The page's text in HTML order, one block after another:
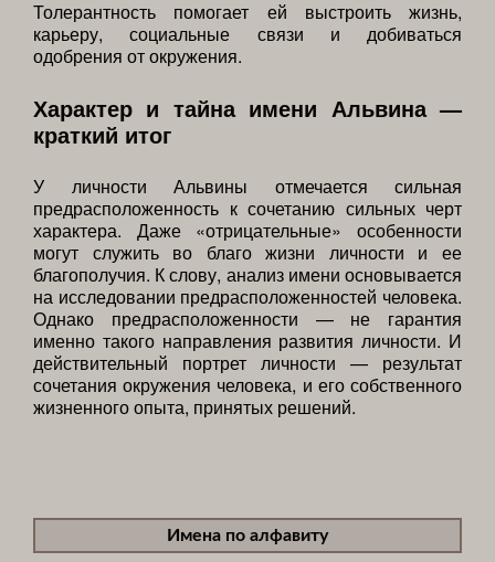
Толерантность помогает ей выстроить жизнь,
карьеру, социальные связи и добиваться
одобрения от окружения.
Характер и тайна имени Альвина —
краткий итог
У личности Альвины отмечается сильная
предрасположенность к сочетанию сильных черт
характера. Даже «отрицательные» особенности
могут служить во благо жизни личности и ее
благополучия. К слову, анализ имени основывается
на исследовании предрасположенностей человека.
Однако предрасположенности — не гарантия
именно такого направления развития личности. И
действительный портрет личности — результат
сочетания окружения человека, и его собственного
жизненного опыта, принятых решений.
Имена по алфавиту